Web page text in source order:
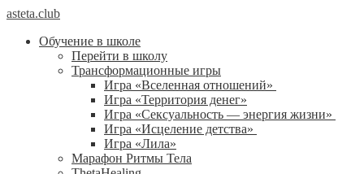
asteta.club
Обучение в школе
Перейти в школу
Трансформационные игры
Игра «Вселенная отношений»
Игра «Территория денег»
Игра «Сексуальность — энергия жизни»
Игра «Исцеление детства»
Игра «Лила»
Марафон Ритмы Тела